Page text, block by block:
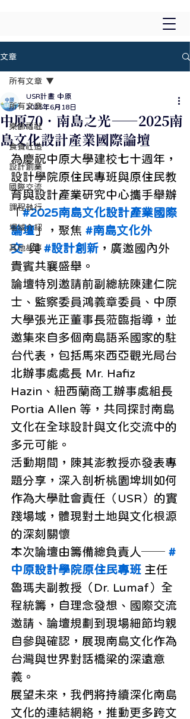
文章
所有文章
樂齡福祉
食養社造
設計創業
國際交流
課程執行
場域介紹
其他故事
所有文章
中原70．南島之光──2025南
島文化設計產業國際論壇
USR計畫 中原
2025年6月18日
為慶祝中原大學建校七十週年，
設計學院原住民專班與原住民教
育與設計產業研究中心攜手舉辦
「#2025南島文化設計產業國際
論壇」，聚焦 #南島文化外
交 與 #設計創新 ，廣邀國內外
貴賓共襄盛舉。
論壇特別邀請前副總統陳建仁院
士、監察委員鴻義章委員、中原
大學張光正董事長蒞臨指導，並
邀集來自多個南島語系國家的駐
台代表，包括馬來西亞觀光局台
北辦事處處長 Mr. Hafiz
Hazin、紐西蘭商工辦事處組長
Portia Allen 等，共同探討南島
文化在全球設計與文化交流中的
多元可能。
活動期間，陳其澎教授亦發表專
題分享，深入剖析桃園埤圳如何
作為大學社會責任（USR）的實
踐場域，體現對土地與文化根源
的深刻關懷
本次論壇由籌備總負責人── #
中原設計學院原住民專班 主任
魯瑪夫副教授（Dr. Lumaf）全
程統籌，自理念發想、國際交流
邀請、論壇規劃到現場細節均親
自參與確認，展現南島文化作為
台灣與世界對話橋梁的深遠意
義。
展望未來，我們將持續深化南島
文化的連結網絡，推動更多跨文